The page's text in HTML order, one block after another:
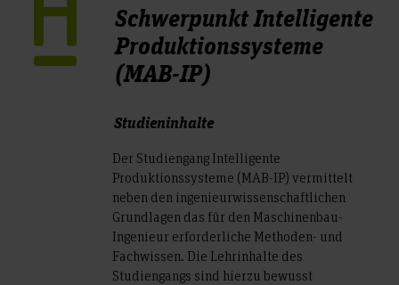
Schwerpunkt Intelligente
Produktionssysteme
(MAB-IP)
Studieninhalte
Der Studiengang Intelligente
Produktionssysteme (MAB-IP) vermittelt
neben den ingenieurwissenschaftlichen
Grundlagen das für den Maschinenbau-
Ingenieur erforderliche Methoden- und
Fachwissen. Die Lehrinhalte des
Studiengangs sind hierzu bewusst